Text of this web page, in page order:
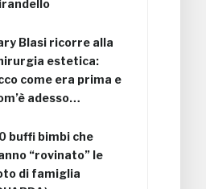
Blasi ricorre alla
estetica:
come era prima e
adesso…
buffi bimbi che
“rovinato” le
di famiglia